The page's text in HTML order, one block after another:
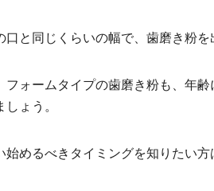
と同じくらいの幅で、歯磨き粉を
フォームタイプの歯磨き粉も、年
ょう。
めるべきタイミングを知りたい方